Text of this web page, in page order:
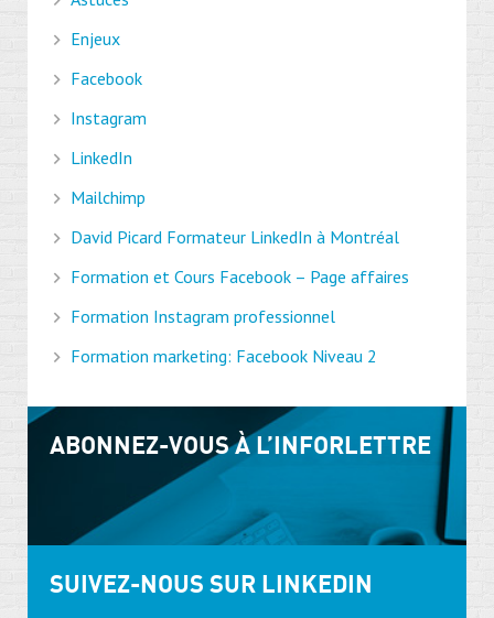
Enjeux
Facebook
Instagram
LinkedIn
Mailchimp
David Picard Formateur LinkedIn à Montréal
Formation et Cours Facebook – Page affaires
Formation Instagram professionnel
Formation marketing: Facebook Niveau 2
ABONNEZ-VOUS À L’INFORLETTRE
SUIVEZ-NOUS SUR LINKEDIN